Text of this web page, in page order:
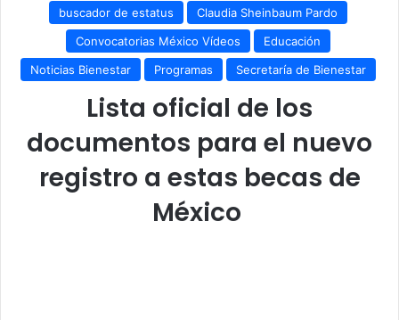
buscador de estatus
Claudia Sheinbaum Pardo
Convocatorias México Vídeos
Educación
Noticias Bienestar
Programas Secretaría de Bienestar
Lista oficial de los
documentos para el nuevo
registro a estas becas de
México